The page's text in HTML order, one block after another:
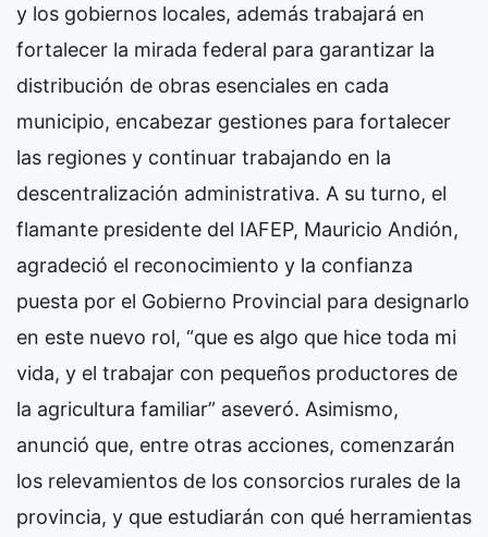
y los gobiernos locales, además trabajará en
fortalecer la mirada federal para garantizar la
distribución de obras esenciales en cada
municipio, encabezar gestiones para fortalecer
las regiones y continuar trabajando en la
descentralización administrativa. A su turno, el
flamante presidente del IAFEP, Mauricio Andión,
agradeció el reconocimiento y la confianza
puesta por el Gobierno Provincial para designarlo
en este nuevo rol, “que es algo que hice toda mi
vida, y el trabajar con pequeños productores de
la agricultura familiar” aseveró. Asimismo,
anunció que, entre otras acciones, comenzarán
los relevamientos de los consorcios rurales de la
provincia, y que estudiarán con qué herramientas